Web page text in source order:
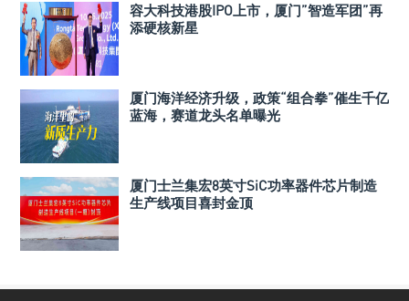
容大科技港股IPO上市，厦门”智造军团”再
添硬核新星
厦门海洋经济升级，政策“组合拳”催生千亿
蓝海，赛道龙头名单曝光
厦门士兰集宏8英寸SiC功率器件芯片制造
生产线项目喜封金顶